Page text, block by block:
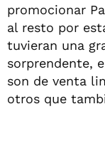
promocionar
al resto por
tuvieran una
sorprendente,
son de venta
otros que